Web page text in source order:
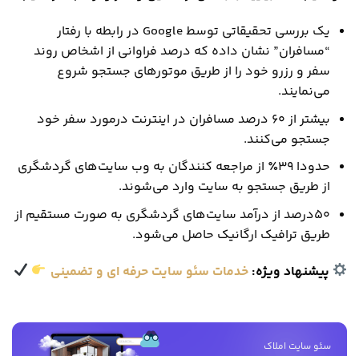
یک بررسی تحقیقاتی توسط Google در رابطه با رفتار
“مسافران” نشان داده که درصد فراوانی از اشخاص روند
سفر و رزرو خود را از طریق موتورهای جستجو شروع
می‌نمایند.
بیشتر از 60 درصد مسافران در اینترنت درمورد سفر خود
جستجو می‌کنند.
حدودا 39٪ از مراجعه کنندگان به وب سایت‌های گردشگری
از طریق جستجو به سایت وارد می‌شوند.
50درصد از درآمد سایت‌های گردشگری به صورت مستقیم از
طریق ترافیک ارگانیک حاصل می‌شود.
پیشنهاد ویژه: خدمات سئو سایت حرفه ای و تضمینی
سئو سایت املاک